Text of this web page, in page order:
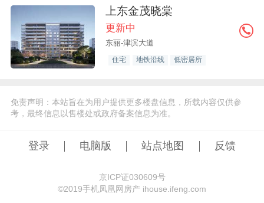
上东金茂晓棠
更新中
东丽-津滨大道
住宅 地铁沿线 低密居所
免责声明：本站旨在为用户提供更多楼盘信息，所载内容仅供参
考，最终信息以售楼处或政府备案信息为准。
登录 电脑版 站点地图 反馈
京ICP证030609号
©️2019手机凤凰网房产 ihouse.ifeng.com